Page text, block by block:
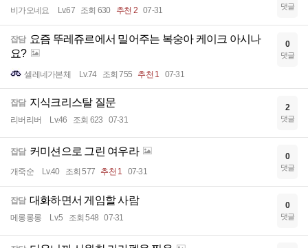
비가오네요 Lv.67 조회 630 추천 2 07-31 댓글
잡담 요즘 뚜레쥬르에서 밀어주는 복숭아 케이크 아시나
요?
셀레네가본체 Lv.74 조회 755 추천 1 07-31
0
댓글
잡담 지식크리스탈 질문
리버리버 Lv.46 조회 623 07-31
2
댓글
잡담 커미션으로 그린 여우라
개죽순 Lv.40 조회 577 추천 1 07-31
0
댓글
잡담 대화하면서 게임할 사람
메롱롱롱 Lv.5 조회 548 07-31
0
댓글